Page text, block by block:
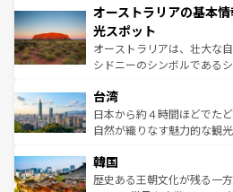
部のニューオーリンズでは
文化が魅力。旅行者はアメ
しみながら、その多様性と
るだろう。車でのロードト
情報は
ワイ島は見逃せない。また
島だが、静かな自然を求め
おすすめ。エメラルドグリ
文化や歴史が息づいている
人々、おいしいローカルフ
ク、伝統的なフラダンスな
っている。訪れるたびに新
はコンテンツ一覧
オーストラリアの基本
光スポット
オーストラリアは、壮大な
シドニーのシンボルである
リアリーフや大陸中央部に
ク）、タスマニアの美しい
ど、見どころがたくさん。
いる。アクティビティも充
ビング、ハイキングなど、
台湾
日本から約４時間ほどでた
自然が織りなす魅力的な観
ン）、静ひつな山岳地帯で
と山間の静けさが共存して
韓国
歴史ある王朝文化が残る一